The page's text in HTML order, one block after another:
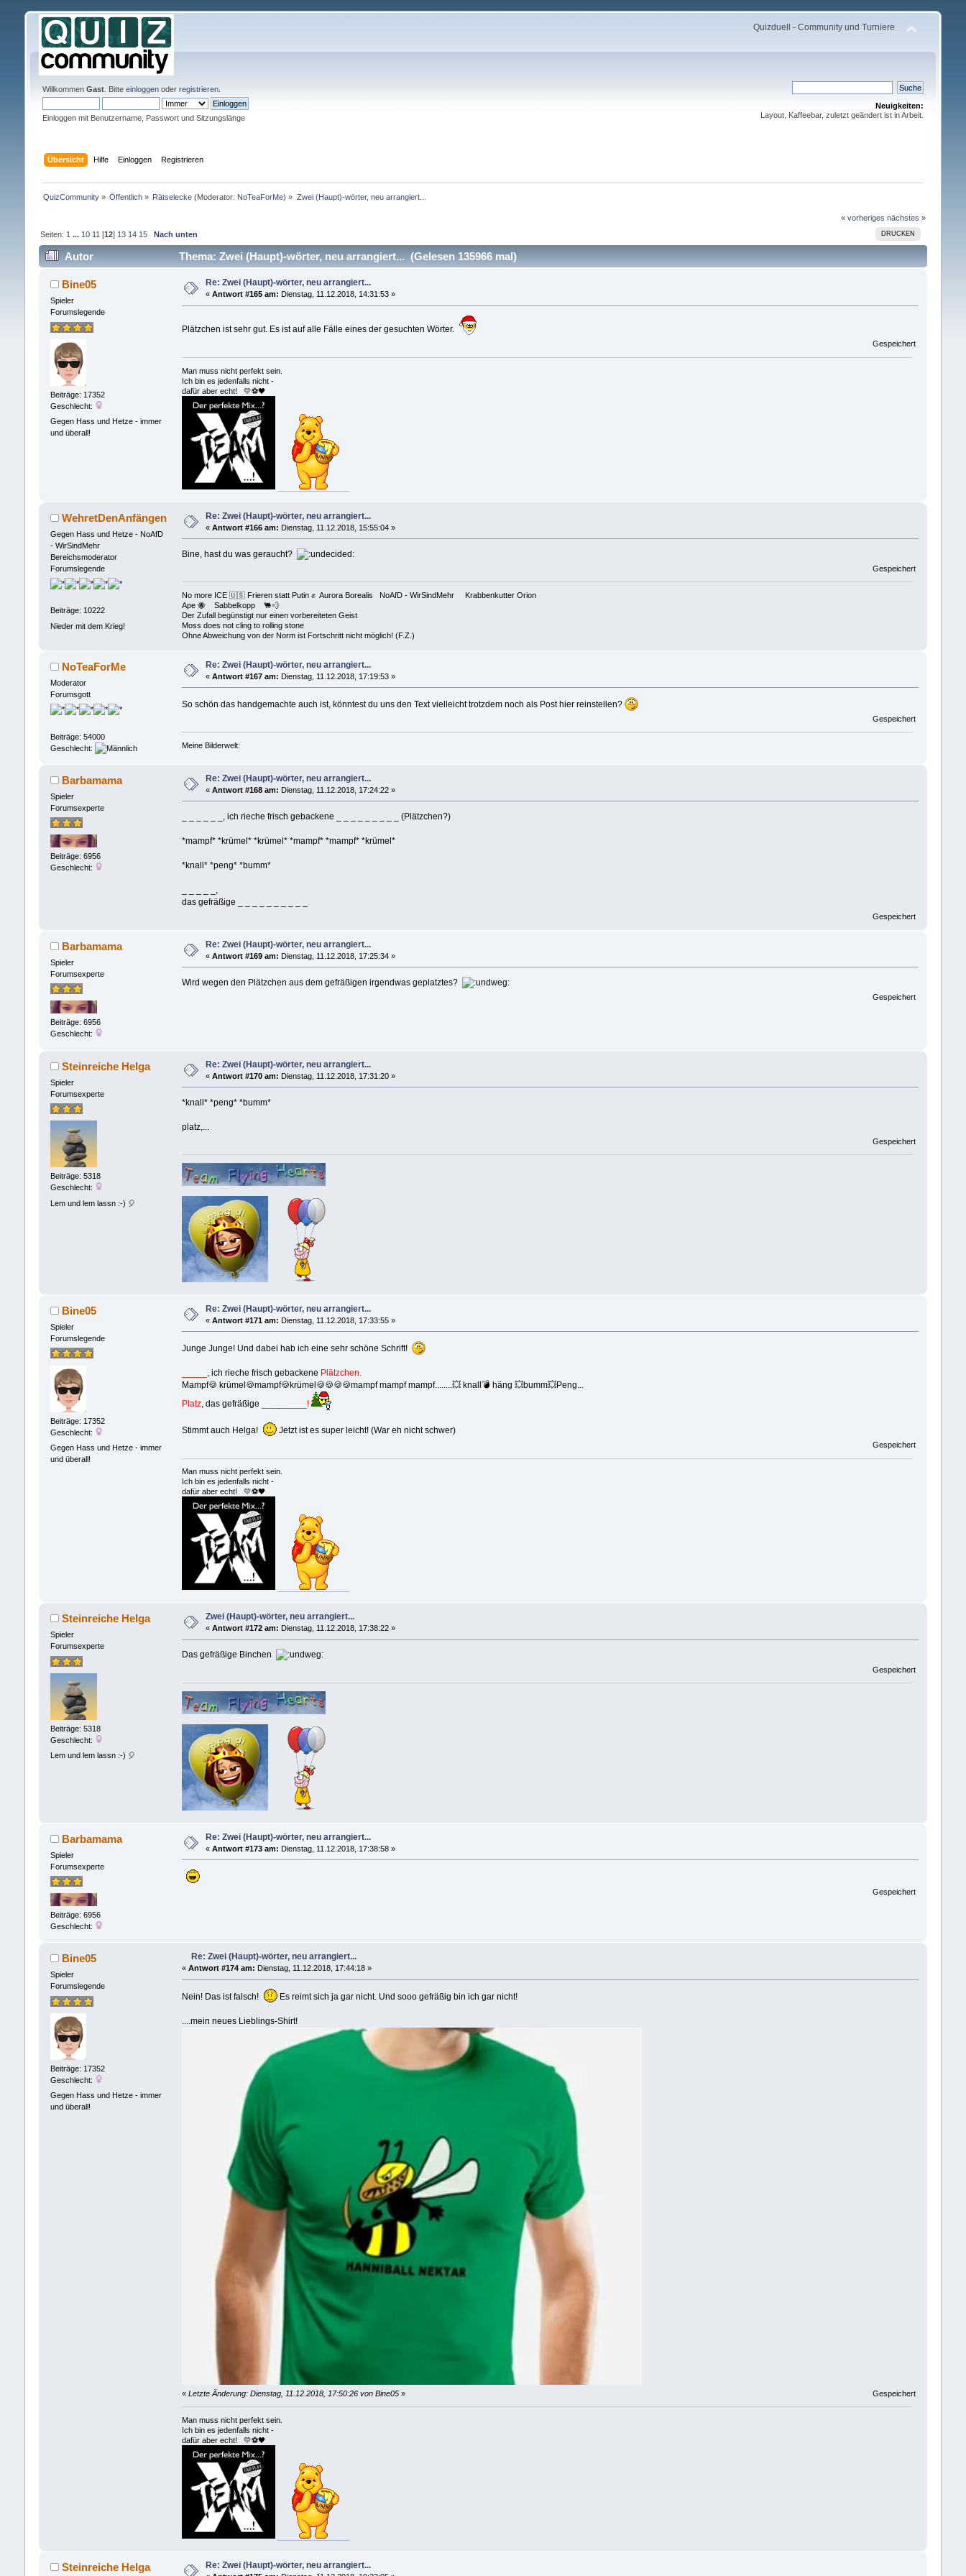
Quizduell - Community und Turniere
Willkommen Gast. Bitte einloggenoder registrieren.
Einloggen mit Benutzername, Passwort und Sitzungslänge
Neuigkeiten:
Layout, Kaffeebar, zuletzt geändert ist in Arbeit.
Übersicht Hilfe Einloggen Registrieren
QuizCommunity» Öffentlich » Rätselecke (Moderator: NoTeaForMe) » Zwei (Haupt)-wörter, neu arrangiert...
« vorheriges nächstes »
DRUCKEN
Seiten: 1 ... 10 11 [12] 13 14 15 Nach unten
Autor Thema: Zwei (Haupt)-wörter, neu arrangiert... (Gelesen 135966 mal)
Bine05
Spieler
Forumslegende
Beiträge: 17352
Geschlecht:
Gegen Hass und Hetze - immer
und überall!
Re: Zwei (Haupt)-wörter, neu arrangiert...
« Antwort #165 am: Dienstag, 11.12.2018, 14:31:53 »
Plätzchen ist sehr gut. Es ist auf alle Fälle eines der gesuchten Wörter.
Gespeichert
Man muss nicht perfekt sein.
Ich bin es jedenfalls nicht -
dafür aber echt! 💛⚽️🖤
WehretDenAnfängen
Gegen Hass und Hetze - NoAfD
- WirSindMehr
Bereichsmoderator
Forumslegende
Beiträge: 10222
Nieder mit dem Krieg!
Re: Zwei (Haupt)-wörter, neu arrangiert...
« Antwort #166 am: Dienstag, 11.12.2018, 15:55:04 »
Bine, hast du was geraucht?
Gespeichert
No more ICE 🇺🇸 Frieren statt Putin ✊ Aurora Borealis NoAfD - WirSindMehr Krabbenkutter Orion
Ape 🐝 Sabbelkopp 🐫💨
Der Zufall begünstigt nur einen vorbereiteten Geist
Moss does not cling to rolling stone
Ohne Abweichung von der Norm ist Fortschritt nicht möglich! (F.Z.)
NoTeaForMe
Moderator
Forumsgott
Beiträge: 54000
Geschlecht:
Re: Zwei (Haupt)-wörter, neu arrangiert...
« Antwort #167 am: Dienstag, 11.12.2018, 17:19:53 »
So schön das handgemachte auch ist, könntest du uns den Text vielleicht trotzdem noch als Post hier reinstellen?
Gespeichert
Meine Bilderwelt:
Barbamama
Spieler
Forumsexperte
Beiträge: 6956
Geschlecht:
Re: Zwei (Haupt)-wörter, neu arrangiert...
« Antwort #168 am: Dienstag, 11.12.2018, 17:24:22 »
_ _ _ _ _ _, ich rieche frisch gebackene _ _ _ _ _ _ _ _ _ (Plätzchen?)
*mampf* *krümel* *krümel* *mampf* *mampf* *krümel*
*knall* *peng* *bumm*
das gefräßige _ _ _ _ _ _ _ _ _ _
Gespeichert
Barbamama
Spieler
Forumsexperte
Beiträge: 6956
Geschlecht:
Re: Zwei (Haupt)-wörter, neu arrangiert...
« Antwort #169 am: Dienstag, 11.12.2018, 17:25:34 »
Wird wegen den Plätzchen aus dem gefräßigen irgendwas geplatztes?
Gespeichert
Steinreiche Helga
Spieler
Forumsexperte
Beiträge: 5318
Geschlecht:
Lem und lem lassn :-) 🎈
Re: Zwei (Haupt)-wörter, neu arrangiert...
« Antwort #170 am: Dienstag, 11.12.2018, 17:31:20 »
*knall* *peng* *bumm*
platz,...
Gespeichert
Bine05
Spieler
Forumslegende
Beiträge: 17352
Geschlecht:
Gegen Hass und Hetze - immer
und überall!
Re: Zwei (Haupt)-wörter, neu arrangiert...
« Antwort #171 am: Dienstag, 11.12.2018, 17:33:55 »
Junge Junge! Und dabei hab ich eine sehr schöne Schrift!
, ich rieche frisch gebackene Plätzchen.
Mampf🍪 krümel🍪mampf🍪krümel🍪🍪🍪🍪mampf mampf mampf........💥 knall💣 häng 💥bumm💥Peng...
Platz, das gefräßige _________!
Stimmt auch Helga! Jetzt ist es super leicht! (War eh nicht schwer)
Gespeichert
Man muss nicht perfekt sein.
Ich bin es jedenfalls nicht -
dafür aber echt! 💛⚽️🖤
Steinreiche Helga
Spieler
Forumsexperte
Beiträge: 5318
Geschlecht:
Lem und lem lassn :-) 🎈
Zwei (Haupt)-wörter, neu arrangiert...
« Antwort #172 am: Dienstag, 11.12.2018, 17:38:22 »
Das gefräßige Binchen
Gespeichert
Barbamama
Spieler
Forumsexperte
Beiträge: 6956
Geschlecht:
Re: Zwei (Haupt)-wörter, neu arrangiert...
« Antwort #173 am: Dienstag, 11.12.2018, 17:38:58 »
Gespeichert
Bine05
Spieler
Forumslegende
Beiträge: 17352
Geschlecht:
Gegen Hass und Hetze - immer
und überall!
Re: Zwei (Haupt)-wörter, neu arrangiert...
«Antwort #174 am: Dienstag, 11.12.2018, 17:44:18 »
Nein! Das ist falsch! Es reimt sich ja gar nicht. Und sooo gefräßig bin ich gar nicht!
....mein neues Lieblings-Shirt!
«Letzte Änderung: Dienstag, 11.12.2018, 17:50:26 von Bine05 » Gespeichert
Man muss nicht perfekt sein.
Ich bin es jedenfalls nicht -
dafür aber echt! 💛⚽️🖤
Steinreiche Helga Re: Zwei (Haupt)-wörter, neu arrangiert...